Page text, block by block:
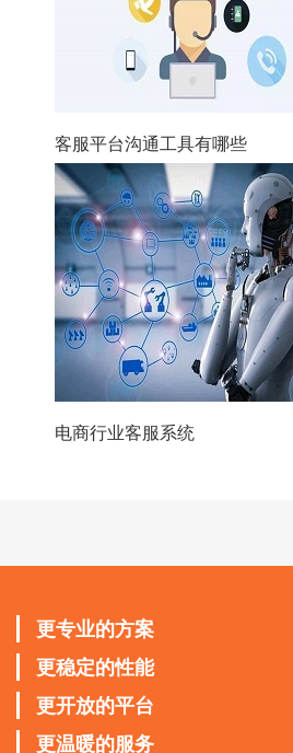
客服平台沟通工具有哪些
电商行业客服系统
更专业的方案
更稳定的性能
更开放的平台
更温暖的服务